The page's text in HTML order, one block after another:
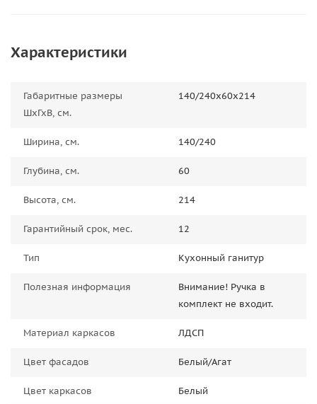
Характеристики
Габаритные размеры
ШхГхВ, см.
140/240х60х214
Ширина, см. 140/240
Глубина, см. 60
Высота, см. 214
Гарантийный срок, мес. 12
Тип Кухонный ганитур
Полезная информация
Внимание! Ручка в
комплект не входит.
Материал каркасов ЛДСП
Цвет фасадов Белый/Агат
Цвет каркасов Белый